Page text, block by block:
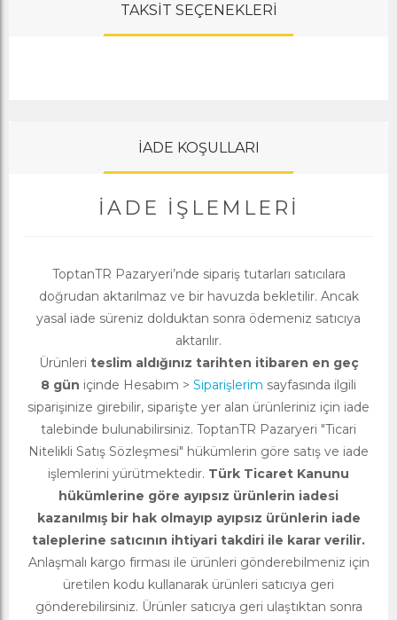
TAKSİT SEÇENEKLERİ
İADE KOŞULLARI
İADE İŞLEMLERI
ToptanTR Pazaryeri’nde sipariş tutarları satıcılara
doğrudan aktarılmaz ve bir havuzda bekletilir. Ancak
yasal iade süreniz dolduktan sonra ödemeniz satıcıya
aktarılır.
Ürünleri teslim aldığınız tarihten itibaren en geç
8 gün içinde Hesabım > Siparişlerim sayfasında ilgili
siparişinize girebilir, siparişte yer alan ürünleriniz için iade
talebinde bulunabilirsiniz. ToptanTR Pazaryeri "Ticari
Nitelikli Satış Sözleşmesi" hükümlerin göre satış ve iade
işlemlerini yürütmektedir. Türk Ticaret Kanunu
hükümlerine göre ayıpsız ürünlerin iadesi
kazanılmış bir hak olmayıp ayıpsız ürünlerin iade
taleplerine satıcının ihtiyari takdiri ile karar verilir.
Anlaşmalı kargo firması ile ürünleri gönderebilmeniz için
üretilen kodu kullanarak ürünleri satıcıya geri
gönderebilirsiniz. Ürünler satıcıya geri ulaştıktan sonra